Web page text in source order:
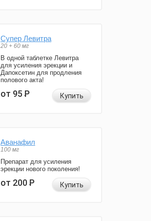
Супер Левитра
20 + 60 мг
В одной таблетке Левитра
для усиления эрекции и
Дапоксетин для продления
полового акта!
от 95Р Купить
Аванафил
100 мг
Препарат для усиления
эрекции нового поколения!
от 200Р Купить